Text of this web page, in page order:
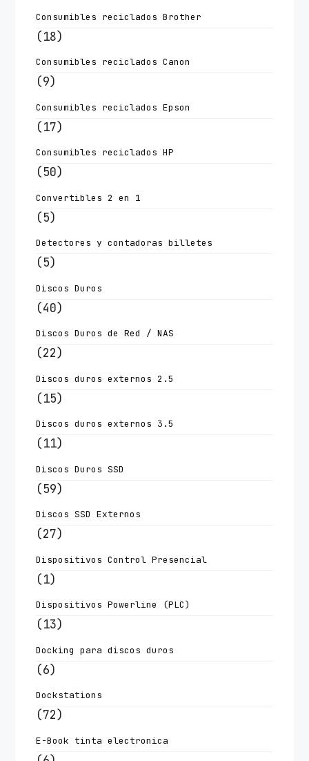
Consumibles reciclados Brother
(18)
Consumibles reciclados Canon
(9)
Consumibles reciclados Epson
(17)
Consumibles reciclados HP
(50)
Convertibles 2 en 1
(5)
Detectores y contadoras billetes
(5)
Discos Duros
(40)
Discos Duros de Red / NAS
(22)
Discos duros externos 2.5
(15)
Discos duros externos 3.5
(11)
Discos Duros SSD
(59)
Discos SSD Externos
(27)
Dispositivos Control Presencial
(1)
Dispositivos Powerline (PLC)
(13)
Docking para discos duros
(6)
Dockstations
(72)
E-Book tinta electronica